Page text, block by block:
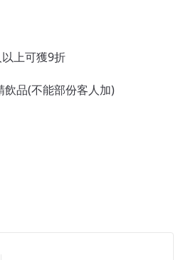
上可獲9折
飲品(不能部份客人加)